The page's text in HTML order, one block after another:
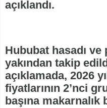
açıklandı.
Hububat hasadı
yakından takip
açıklamada, 2026
fiyatlarının 2’nci
başına